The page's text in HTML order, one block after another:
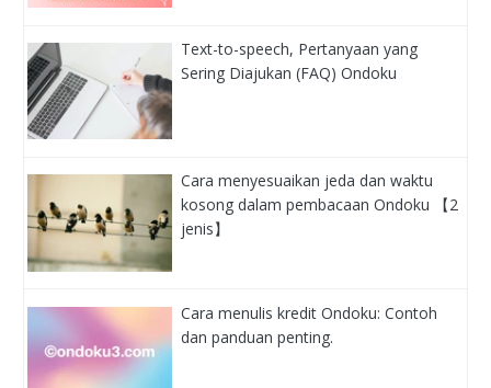
Text-to-speech, Pertanyaan yang
Sering Diajukan (FAQ) Ondoku
Cara menyesuaikan jeda dan waktu
kosong dalam pembacaan Ondoku 【2
jenis】
Cara menulis kredit Ondoku: Contoh
dan panduan penting.